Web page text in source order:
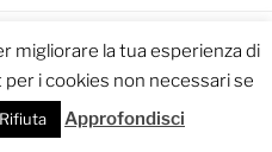
by WordPress
migliorare la tua esperienza di
i cookies non necessari se
Rifiuta Approfondisci